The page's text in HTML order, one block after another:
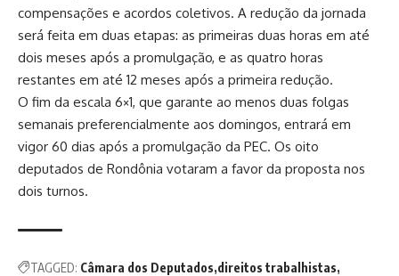
compensações e acordos coletivos. A redução da jornada
será feita em duas etapas: as primeiras duas horas em até
dois meses após a promulgação, e as quatro horas
restantes em até 12 meses após a primeira redução.
O fim da escala 6×1, que garante ao menos duas folgas
semanais preferencialmente aos domingos, entrará em
vigor 60 dias após a promulgação da PEC. Os oito
deputados de Rondônia votaram a favor da proposta nos
dois turnos.
TAGGED: Câmara dos Deputados direitos trabalhistas